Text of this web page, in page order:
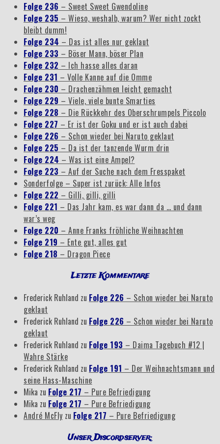
Folge 236 – Sweet Sweet Gwendoline
Folge 235 – Wieso, weshalb, warum? Wer nicht zockt
bleibt dumm!
Folge 234 – Das ist alles nur geklaut
Folge 233 – Böser Mann, böser Plan
Folge 232 – Ich hasse alles daran
Folge 231 – Volle Kanne auf die Omme
Folge 230 – Drachenzähmen leicht gemacht
Folge 229 – Viele, viele bunte Smarties
Folge 228 – Die Rückkehr des Oberschrumpels Piccolo
Folge 227 – Er ist der Goku und er ist auch dabei
Folge 226 – Schon wieder bei Naruto geklaut
Folge 225 – Da ist der tanzende Wurm drin
Folge 224 – Was ist eine Ampel?
Folge 223 – Auf der Suche nach dem Fresspaket
Sonderfolge – Super ist zurück: Alle Infos
Folge 222 – Gilli, gilli, gilli
Folge 221 – Das Jahr kam, es war dann da … und dann
war’s weg
Folge 220 – Anne Franks fröhliche Weihnachten
Folge 219 – Ente gut, alles gut
Folge 218 – Dragon Piece
Letzte Kommentare
Frederick Ruhland zu Folge 226 – Schon wieder bei Naruto
geklaut
Frederick Ruhland zu Folge 226 – Schon wieder bei Naruto
geklaut
Frederick Ruhland zu Folge 193 – Daima Tagebuch #12 |
Wahre Stärke
Frederick Ruhland zu Folge 191 – Der Weihnachtsmann und
seine Hass-Maschine
Mika zu Folge 217 – Pure Befriedigung
Mika zu Folge 217 – Pure Befriedigung
André McFly zu Folge 217 – Pure Befriedigung
Unser Discordserver: